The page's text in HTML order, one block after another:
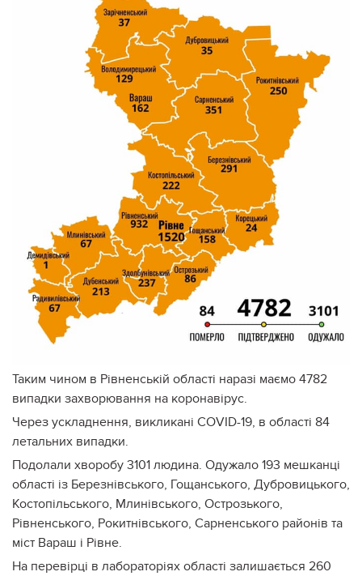
Таким чином в Рівненській області наразі маємо 4782
випадки захворювання на коронавірус.
Через ускладнення, викликані COVID-19, в області 84
летальних випадки.
Подолали хворобу 3101 людина. Одужало 193 мешканці
області із Березнівського, Гощанського, Дубровицького,
Костопільського, Млинівського, Острозького,
Рівненського, Рокитнівського, Сарненського районів та
міст Вараш і Рівне.
На перевірці в лабораторіях області залишається 260